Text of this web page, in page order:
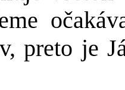
preto je